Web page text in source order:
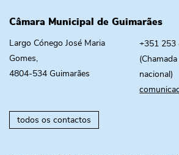
Câmara Municipal de Guimarães
Largo Cónego José Maria
Gomes,
4804-534 Guimarães
+351 253
nacional)
todos os contactos